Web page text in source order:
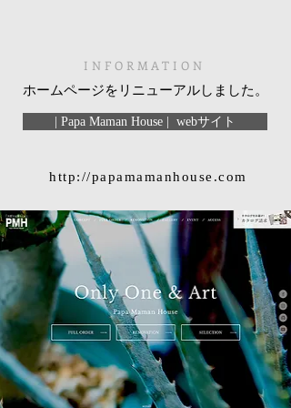
INFORMATION
ホームページをリニューアルしました。
| Papa Maman House | webサイト
http://papamamanhouse.com